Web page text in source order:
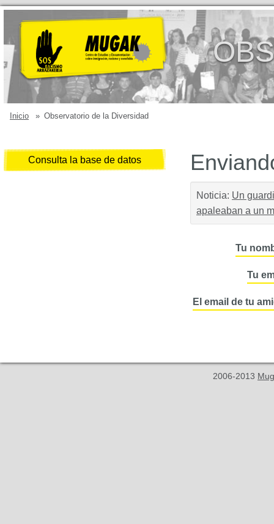
Inicio » Observatorio de la Diversidad
Consulta la base de datos
Noticia: Un
apaleaban a un
Tu
Tu
El email de tu
2006-2013